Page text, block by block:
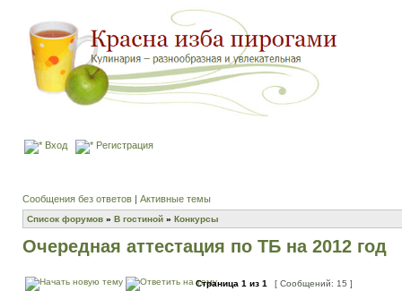
Вход Регистрация
Сообщения без ответов | Активные темы
Список форумов » В гостиной » Конкурсы
Очередная аттестация по ТБ на 2012 год
Страница 1 из 1 [ Сообщений: 15 ]